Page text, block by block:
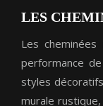
LES
Les
performance
styles
murale